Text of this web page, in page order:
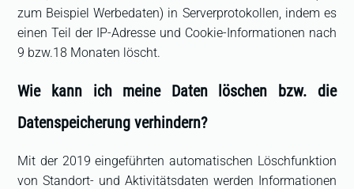
zum Beispiel Werbedaten) in Serverprotokollen, indem es
einen Teil der IP-Adresse und Cookie-Informationen nach
9 bzw.18 Monaten löscht.
Wie kann ich meine Daten löschen bzw. die
Datenspeicherung verhindern?
Mit der 2019 eingeführten automatischen Löschfunktion
von Standort- und Aktivitätsdaten werden Informationen